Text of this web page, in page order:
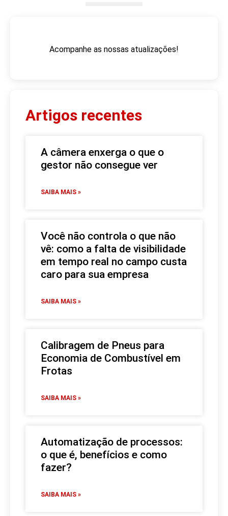
Acompanhe as nossas atualizações!
Artigos recentes
A câmera enxerga o que o
gestor não consegue ver
SAIBA MAIS »
Você não controla o que não
vê: como a falta de visibilidade
em tempo real no campo custa
caro para sua empresa
SAIBA MAIS »
Calibragem de Pneus para
Economia de Combustível em
Frotas
SAIBA MAIS »
Automatização de processos:
o que é, benefícios e como
fazer?
SAIBA MAIS »